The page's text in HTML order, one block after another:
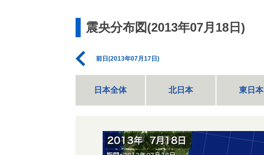
震央分布図(2013年07月18日)
前日(2013年07月17日)
日本全体 北日本 東日本